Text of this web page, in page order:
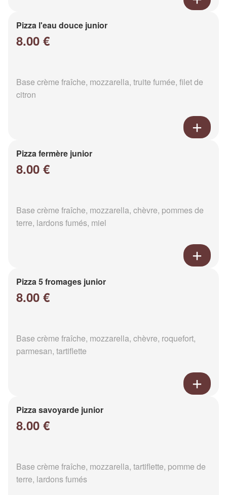
Pizza l'eau douce junior
8.00 €
Base crème fraîche, mozzarella, truite fumée, filet de
citron
Pizza fermère junior
8.00 €
Base crème fraîche, mozzarella, chèvre, pommes de
terre, lardons fumés, miel
Pizza 5 fromages junior
8.00 €
Base crème fraîche, mozzarella, chèvre, roquefort,
parmesan, tartiflette
Pizza savoyarde junior
8.00 €
Base crème fraîche, mozzarella, tartiflette, pomme de
terre, lardons fumés